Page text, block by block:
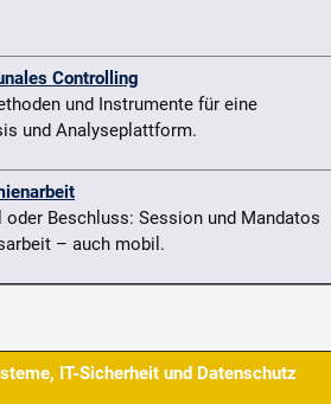
Controlling
und Inst­rumente für eine
und Analyseplattform.
Beschluss: Session und Mandatos
– auch mobil.
IT-Sicherheit und Datenschutz